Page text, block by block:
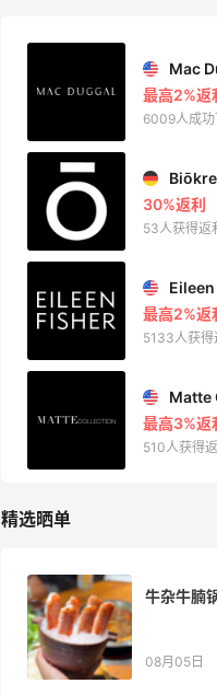
Mac
最高2%返
6009人成功
30%返利
53人获得返
最高2%返
5133人获得
Matte
最高3%返
510人获得返
精选晒单
牛杂牛腩
08月05日